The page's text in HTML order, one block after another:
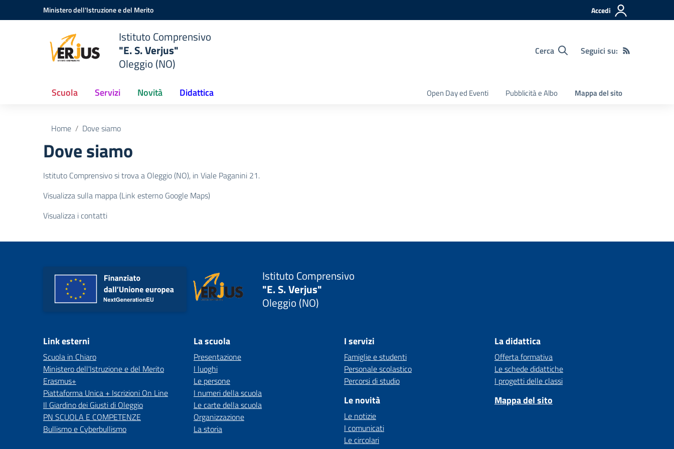
Vai ai contenuti
Vai al menu di navigazioneMinistero dell'Istruzione e del Merito Accedi
Istituto Comprensivo
"E. S. Verjus"
Oleggio (NO)
Cerca Seguici su:
Scuola Servizi Novità Didattica Open Day ed Eventi Pubblicità e Albo Mappa del sito
Home Dove siamo
Dove siamo
Istituto Comprensivo si trova a Oleggio (NO), in Viale Paganini 21.
Visualizza sulla mappa (Link esterno Google Maps)
Visualizza i contatti
Istituto Comprensivo
"E. S. Verjus"
Oleggio (NO)
Link esterni
Scuola in Chiaro
Ministero dell'Istruzione e del Merito
Erasmus+
Piattaforma Unica + Iscrizioni On Line
Il Giardino dei Giusti di Oleggio
PN SCUOLA E COMPETENZE
Bullismo e Cyberbullismo
La scuola
Presentazione
I luoghi
Le persone
I numeri della scuola
Le carte della scuola
Organizzazione
La storia
I servizi
Famiglie e studenti
Personale scolastico
Percorsi di studio
Le novità
Le notizie
I comunicati
Le circolari
La didattica
Offerta formativa
Le schede didattiche
I progetti delle classi
Mappa del sito